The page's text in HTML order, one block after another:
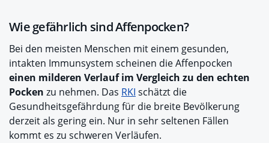
Wie gefährlich sind Affenpocken?
Bei den meisten Menschen mit einem gesunden,
intakten Immunsystem scheinen die Affenpocken
einen milderen Verlauf im Vergleich zu den echten
Pocken zu nehmen. Das RKI schätzt die
Gesundheitsgefährdung für die breite Bevölkerung
derzeit als gering ein. Nur in sehr seltenen Fällen
kommt es zu schweren Verläufen.